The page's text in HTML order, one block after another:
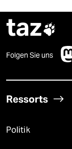
taz
Folgen Sie uns
Ressorts
Politik